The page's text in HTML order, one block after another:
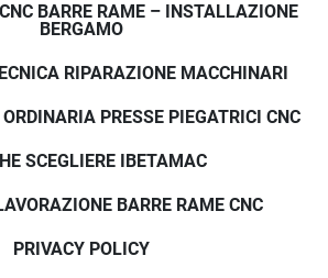
BARRE RAME – INSTALLAZIONE
BERGAMO
RIPARAZIONE MACCHINARI
PRESSE PIEGATRICI CNC
SCEGLIERE IBETAMAC
BARRE RAME CNC
PRIVACY POLICY